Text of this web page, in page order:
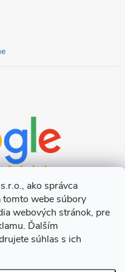
ako správca
tomto webe súbory
webových stránok, pre
Ďalším
súhlas s ich